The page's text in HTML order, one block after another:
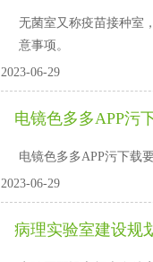
无菌室又称疫苗接种室
意事项。
2023-06-29
电镜色多多APP污
电镜色多多APP污下载要求
2023-06-29
病理实验室建设规